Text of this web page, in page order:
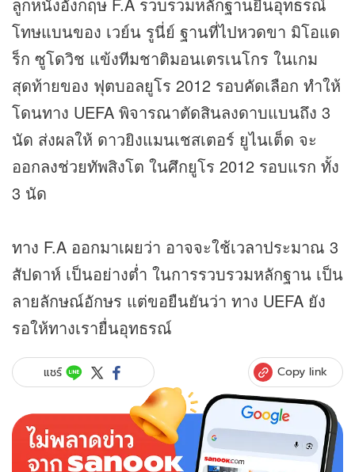
ลูกหนังอังกฤษ F.A รวบรวมหลักฐานยื่นอุทธรณ์
โทษแบนของ เวย์น รูนี่ย์ ฐานที่ไปหวดขา มิโอแด
ร็ก ซูโดวิช แข้งทีมชาติมอนเตรเนโกร ในเกม
สุดท้ายของ ฟุตบอลยูโร 2012 รอบคัดเลือก ทำให้
โดนทาง UEFA พิจารณาตัดสินลงดาบแบนถึง 3
นัด ส่งผลให้ ดาวยิงแมนเชสเตอร์ ยูไนเต็ด จะ
ออกลงช่วยทัพสิงโต ในศึกยูโร 2012 รอบแรก ทั้ง
3 นัด
ทาง F.A ออกมาเผยว่า อาจจะใช้เวลาประมาณ 3
สัปดาห์ เป็นอย่างต่ำ ในการรวบรวมหลักฐาน เป็น
ลายลักษณ์อักษร แต่ขอยืนยันว่า ทาง UEFA ยัง
รอให้ทางเรายื่นอุทธรณ์
แชร์ Copy link